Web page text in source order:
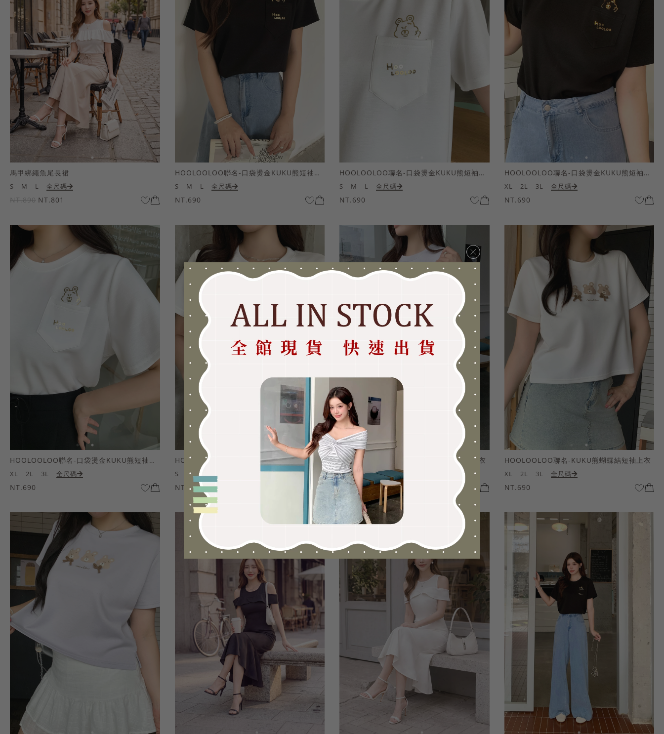
×
馬甲綁繩魚尾長裙
S M L 全尺碼
NT.890 NT.801
HOOLOOLOO聯名-口袋燙金KUKU熊短袖上衣
S M L 全尺碼
NT.690
HOOLOOLOO聯名-口袋燙金KUKU熊短袖上衣
S M L 全尺碼
NT.690
HOOLOOLOO聯名-口袋燙金KUKU熊短袖上衣
XL 2L 3L 全尺碼
NT.690
HOOLOOLOO聯名-口袋燙金KUKU熊短袖上衣
XL 2L 3L 全尺碼
NT.690
HOOLOOLOO聯名-KUKU熊蝴蝶結短袖上衣
S M L 全尺碼
NT.690
HOOLOOLOO聯名-KUKU熊蝴蝶結短袖上衣
S M L 全尺碼
NT.690
HOOLOOLOO聯名-KUKU熊蝴蝶結短袖上衣
XL 2L 3L 全尺碼
NT.690